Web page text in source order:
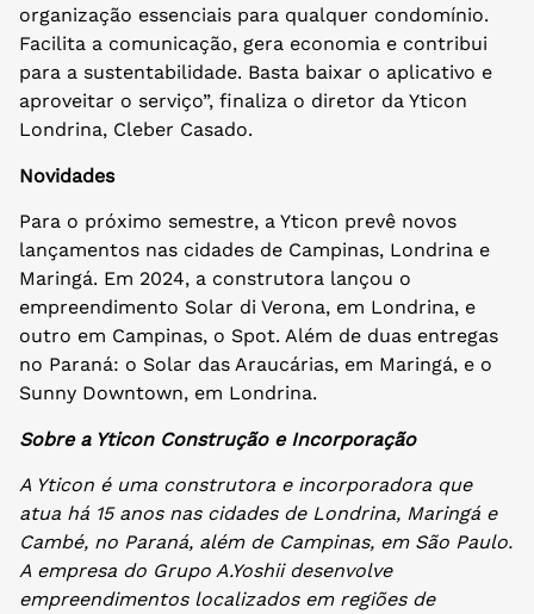
organização essenciais para qualquer condomínio.
Facilita a comunicação, gera economia e contribui
para a sustentabilidade. Basta baixar o aplicativo e
aproveitar o serviço”, finaliza o diretor da Yticon
Londrina, Cleber Casado.
Novidades
Para o próximo semestre, a Yticon prevê novos
lançamentos nas cidades de Campinas, Londrina e
Maringá. Em 2024, a construtora lançou o
empreendimento Solar di Verona, em Londrina, e
outro em Campinas, o Spot. Além de duas entregas
no Paraná: o Solar das Araucárias, em Maringá, e o
Sunny Downtown, em Londrina.
Sobre a Yticon Construção e Incorporação
A Yticon é uma construtora e incorporadora que
atua há 15 anos nas cidades de Londrina, Maringá e
Cambé, no Paraná, além de Campinas, em São Paulo.
A empresa do Grupo A.Yoshii desenvolve
empreendimentos localizados em regiões de